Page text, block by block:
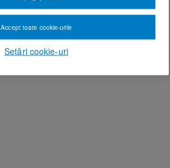
Setări cookie-uri
Accept toate cookie-urile